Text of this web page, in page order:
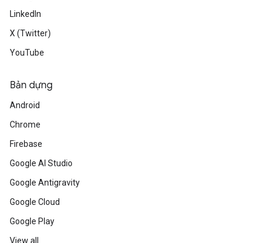
LinkedIn
X (Twitter)
YouTube
Bản dựng
Android
Chrome
Firebase
Google AI Studio
Google Antigravity
Google Cloud
Google Play
View all